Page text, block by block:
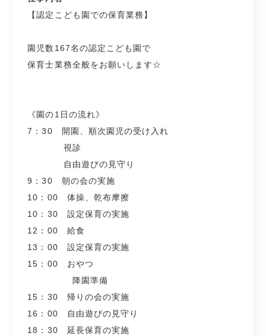
0～5歳児が通い、全部で6クラスあります☆
幅広い年齢層が活躍中！
大きな窓がたくさんあり、
光がたくさん差し込む開放的な園舎☆
毎月クッキングを行って
食育にも力を入れています☆
保育士としてのスキルアップを
目指したい方にもオススメです！
【認定こども園での保育業務】
園児数167名の認定こども園で
保育士業務全般をお願いします☆
《園の1日の流れ》
7：30 開園、順次園児の受け入れ
視診
自由遊びの見守り
9：30 朝の会の実施
10：00 体操、乾布摩擦
10：30 設定保育の実施
12：00 給食
13：00 設定保育の実施
15：00 おやつ
降園準備
15：30 帰りの会の実施
16：00 自由遊びの見守り
18：30 延長保育の実施